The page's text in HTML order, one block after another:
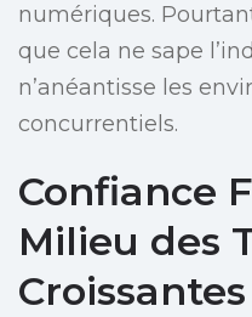
numériques.
que cela ne sape
n’anéantisse les
concurrentiels.
Confiance
Milieu des
Croissantes